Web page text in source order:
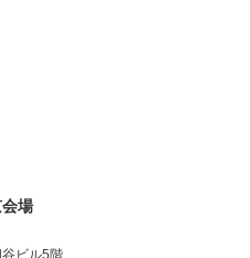
場
ビル5階